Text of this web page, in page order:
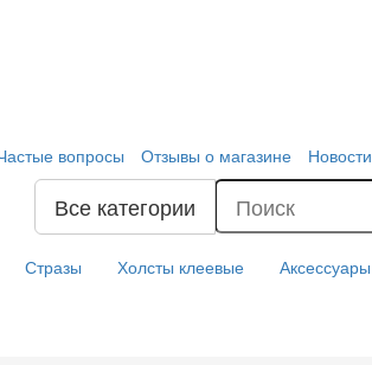
вопросы Отзывы о магазине Новости
Все категории
Стразы Холсты клеевые Аксессуары